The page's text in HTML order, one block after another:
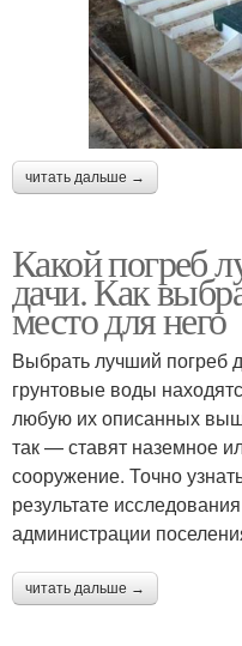
читать дальше →
Какой погреб
дачи. Как
место для него
Выбрать лучший погреб
грунтовые воды
любую их описанных
так — ставят наземное
сооружение. Точно
результате
администрации
читать дальше →